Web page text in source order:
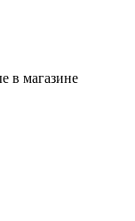
в магазине